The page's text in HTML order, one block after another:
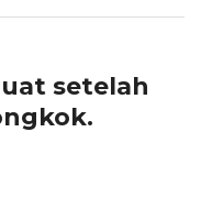
setelah